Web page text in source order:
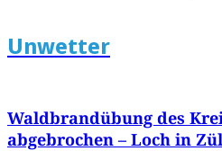
Unwetter
Waldbrandübung des
abgebrochen – Loch in